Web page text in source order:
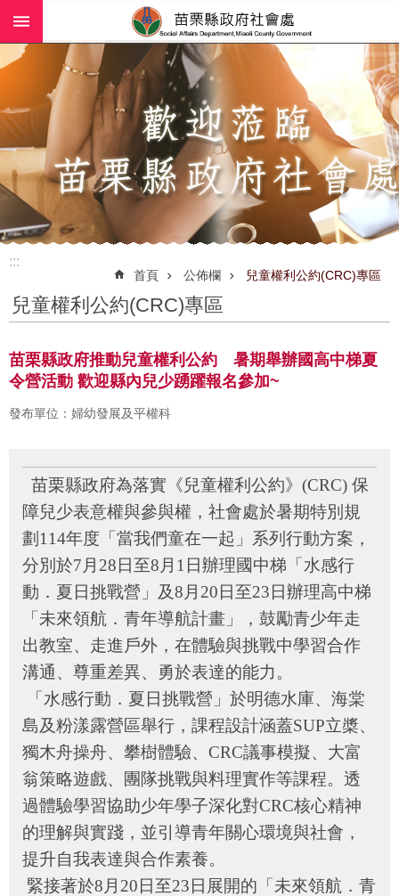
跳到主要內容區塊
進
業
務
介
社
(師)
服
政
資
開
法
令
章
欄
便
服
社
會
福
利
導
覽
:::
首頁 公佈欄 兒童權利公約(CRC)專區
兒童權利公約(CRC)專區
苗栗縣政府推動兒童權利公約 暑期舉辦國高中梯夏
令營活動 歡迎縣內兒少踴躍報名參加~
發布單位：婦幼發展及平權科
苗栗縣政府為落實《兒童權利公約》 (CRC) 保
障兒少表意權與參與權，社會處於暑期特別規
劃 114年度「當我們童在一起」系列行動方案，
分別於7 月 28 日至8 月 1 日辦理國中梯「水感行
動．夏日挑戰營」及8 月 20 日至23 日辦理高中梯
「未來領航．青年導航計畫」，鼓勵青少年走
出教室、走進戶外，在體驗與挑戰中學習合作
溝通、尊重差異、勇於表達的能力。
「水感行動．夏日挑戰營」於明德水庫、海棠
島及粉漾露營區舉行，課程設計涵蓋SUP立槳、
獨木舟操舟、攀樹體驗、 CRC議事模擬、大富
翁策略遊戲、團隊挑戰與料理實作等課程。透
過體驗學習協助少年學子深化對CRC核心精神
的理解與實踐，並引導青年關心環境與社會，
提升自我表達與合作素養。
緊接著於8 月 20 日至23 日展開的「未來領航．青